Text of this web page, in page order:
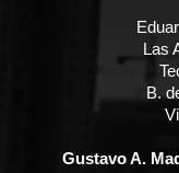
Las
B.
Gustavo A.